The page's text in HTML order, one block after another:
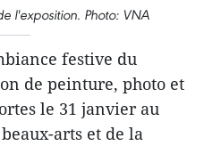
l'exposition. Photo: VNA
festive du
de peinture, photo et
le 31 janvier au
arts et de la